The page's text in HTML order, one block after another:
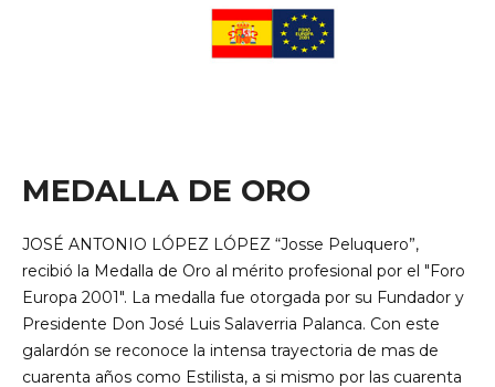
MEDALLA DE ORO
JOSÉ ANTONIO LÓPEZ LÓPEZ “Josse Peluquero”,
recibió la Medalla de Oro al mérito profesional por el "Foro
Europa 2001". La medalla fue otorgada por su Fundador y
Presidente Don José Luis Salaverria Palanca. Con este
galardón se reconoce la intensa trayectoria de mas de
cuarenta años como Estilista, a si mismo por las cuarenta